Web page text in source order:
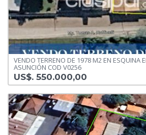
VENDO TERRENO DE 1978 M2 EN ESQUINA
ASUNCIÓN COD V0256
US$. 550.000,00